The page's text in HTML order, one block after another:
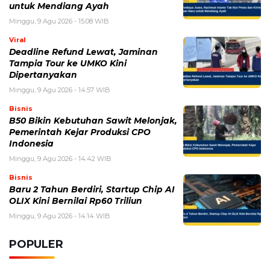
untuk Mendiang Ayah
Minggu, 9 Agu 2026 - 15:08 WIB
Viral
Deadline Refund Lewat, Jaminan
Tampia Tour ke UMKO Kini
Dipertanyakan
Minggu, 9 Agu 2026 - 14:57 WIB
Bisnis
B50 Bikin Kebutuhan Sawit Melonjak,
Pemerintah Kejar Produksi CPO
Indonesia
Minggu, 9 Agu 2026 - 14:42 WIB
Bisnis
Baru 2 Tahun Berdiri, Startup Chip AI
OLIX Kini Bernilai Rp60 Triliun
Minggu, 9 Agu 2026 - 14:14 WIB
POPULER